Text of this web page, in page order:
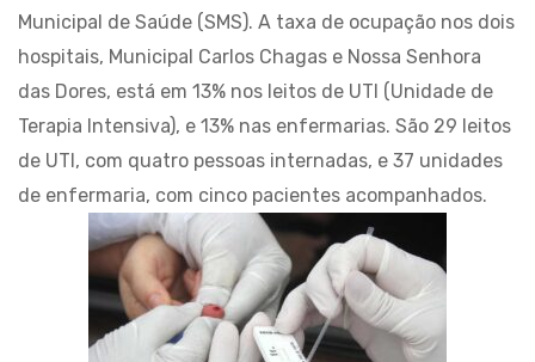
Municipal de Saúde (SMS). A taxa de ocupação nos dois
hospitais, Municipal Carlos Chagas e Nossa Senhora
das Dores, está em 13% nos leitos de UTI (Unidade de
Terapia Intensiva), e 13% nas enfermarias. São 29 leitos
de UTI, com quatro pessoas internadas, e 37 unidades
de enfermaria, com cinco pacientes acompanhados.